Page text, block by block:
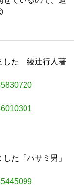
した 綾辻行人著
た「ハサミ男」